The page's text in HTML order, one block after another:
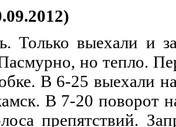
Только выехали и
но тепло.
В 6-25 выехали
В 7-20 поворот
препятствий.